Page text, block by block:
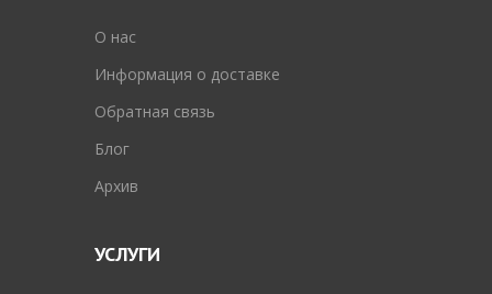
O нас
Информация о доставке
Обратная связь
Блог
Архив
УСЛУГИ